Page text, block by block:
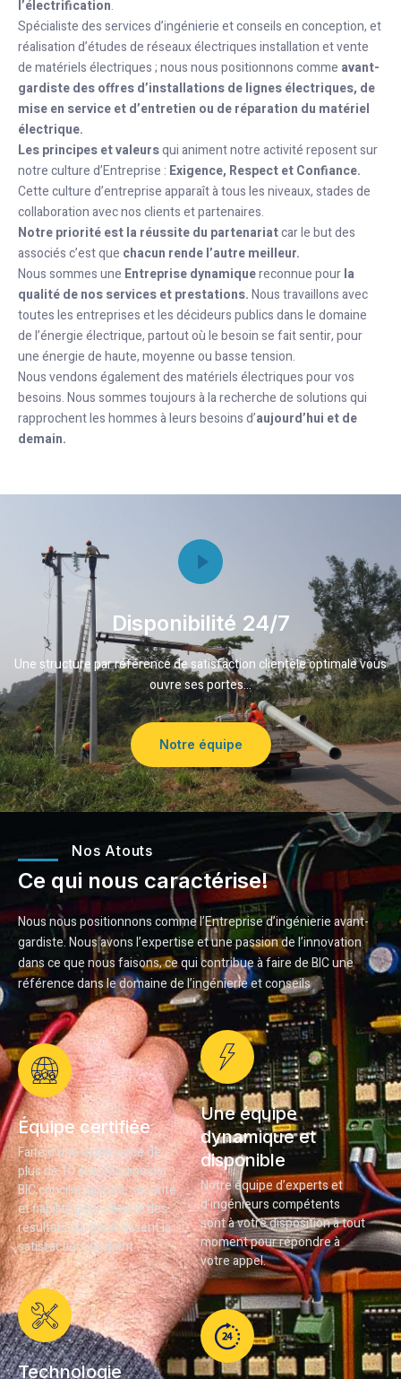
l’électrification.
Spécialiste des services d’ingénierie et conseils en conception, et
réalisation d’études de réseaux électriques installation et vente
de matériels électriques ; nous nous positionnons comme avant-
gardiste des offres d’installations de lignes électriques, de
mise en service et d’entretien ou de réparation du matériel
électrique.
Les principes et valeursqui animent notre activité reposent sur
notre culture d’Entreprise : Exigence, Respect et Confiance.
Cette culture d’entreprise apparaît à tous les niveaux, stades de
collaboration avec nos clients et partenaires.
Notre priorité est la réussite du partenariatcar le but des
associés c’est que chacun rende l’autre meilleur.
Nous sommes une Entreprise dynamiquereconnue pourla
qualité de nos services et prestations.Nous travaillons avec
toutes les entreprises et les décideurs publics dans le domaine
de l’énergie électrique, partout où le besoin se fait sentir, pour
une énergie de haute, moyenne ou basse tension.
Nous vendons également des matériels électriques pour vos
besoins. Nous sommes toujours à la recherche de solutions qui
rapprochent les hommes à leurs besoins d’aujourd’hui et de
demain.
Disponibilité 24/7
Une structure par référence de satisfaction clientèle optimale vous
ouvre ses portes…
Notre équipe
Nos Atouts
Ce qui nous caractérise!
Nous nous positionnons comme l’Entreprise d’ingénierie avant-
gardiste. Nous avons l’expertise et une passion de l’innovation
dans ce que nous faisons, ce qui contribue à faire de BIC une
référence dans le domaine de l’ingénierie et conseils
Équipe certifiée
Faite d’une expérience de
plus de 10 ans, l’équipe de
BIC concilie rapidité, sécurité
et fiabilité pour obtenir des
résultats qui garantissent la
satisfaction du client.
Une équipe
dynamique et
disponible
Notre équipe d’experts et
d’ingénieurs compétents
sont à votre disposition à tout
moment pour répondre à
votre appel.
Technologie